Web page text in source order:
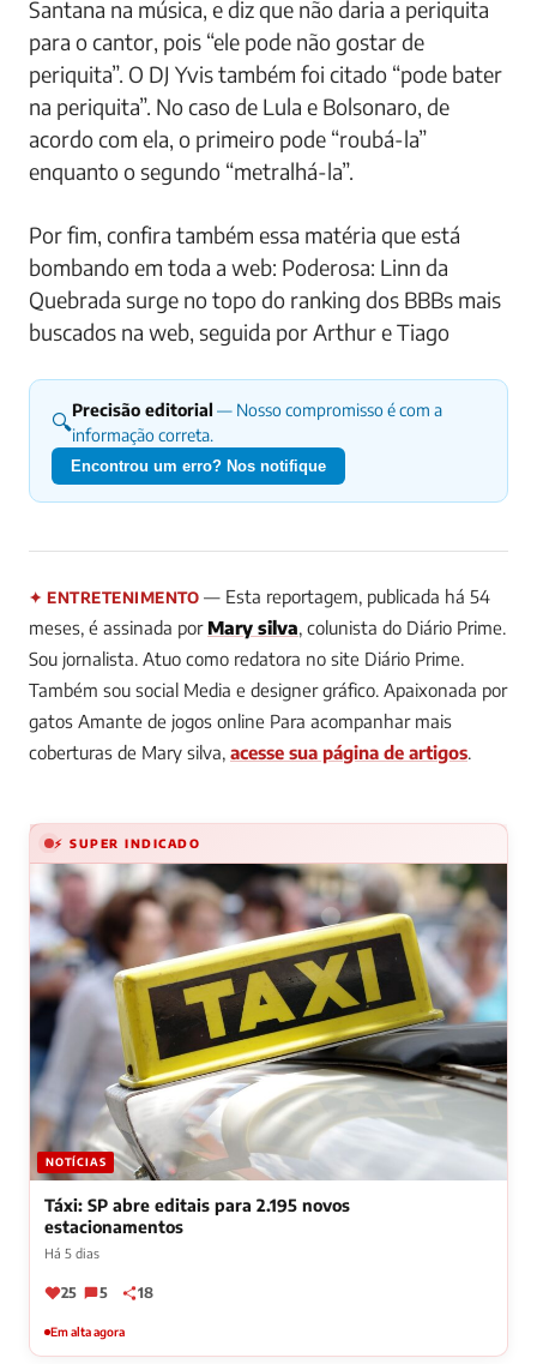
Santana na música, e diz que não daria a periquita
para o cantor, pois “ele pode não gostar de
periquita”. O DJ Yvis também foi citado “pode bater
na periquita”. No caso de Lula e Bolsonaro, de
acordo com ela, o primeiro pode “roubá-la”
enquanto o segundo “metralhá-la”.
Por fim, confira também essa matéria que está
bombando em toda a web: Poderosa: Linn da
Quebrada surge no topo do ranking dos BBBs mais
buscados na web, seguida por Arthur e Tiago
🔍Precisão editorial — Nosso compromisso é com a
informação correta.
Encontrou um erro? Nos notifique
✦ ENTRETENIMENTO — Esta reportagem, publicada há 54
meses, é assinada por Mary silva, colunista do Diário Prime.
Sou jornalista. Atuo como redatora no site Diário Prime.
Também sou social Media e designer gráfico. Apaixonada por
gatos Amante de jogos online Para acompanhar mais
coberturas de Mary silva, acesse sua página de artigos.
⚡ SUPER INDICADO
NOTÍCIAS
Táxi: SP abre editais para 2.195 novos
estacionamentos
Há 5 dias
25 5 18
Em alta agora